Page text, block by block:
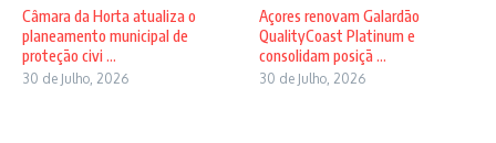
Câmara da Horta atualiza o
planeamento municipal de
proteção civi ...
30 de Julho, 2026
Açores renovam Galardão
QualityCoast Platinum e
consolidam posiçã ...
30 de Julho, 2026